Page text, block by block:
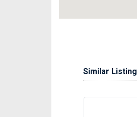
Similar Listing